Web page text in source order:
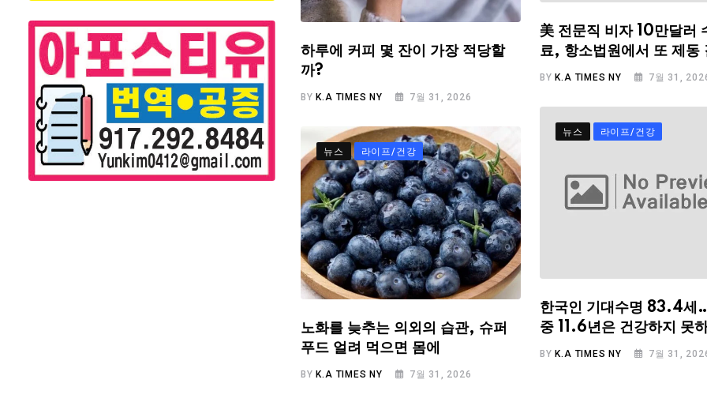
하루에 커피 몇 잔이 가장 적당할
까?
BY K.A TIMES NY 7월 31, 2026
美 전문직 비자 10만달러
료, 항소법원에서 또 제동
BYK.A TIMES NY 7월 31,
뉴스 라이프/건강
한국인 기대수명 83.4세
중 11.6년은 건강하지 못
BY K.A TIMES NY 7월 31,
뉴스 라이프/건강
노화를 늦추는 의외의 습관, 슈퍼
푸드 얼려 먹으면 몸에
BYK.A TIMES NY 7월 31, 2026